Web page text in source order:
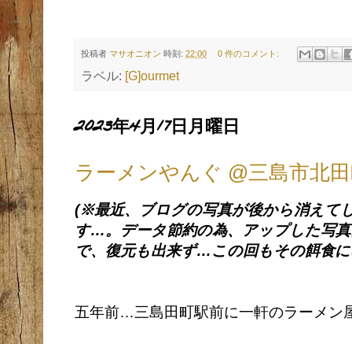
投稿者 マサオニオン 時刻: 22:00 0 件のコメント:
ラベル: [G]ourmet
2023年4月17日月曜日
ラーメンやんぐ @三島市北
(※最近、ブログの写真が後から消えて
す…。データ節約の為、アップした写
で、復元も出来ず…この回もその餌食
五年前…三島田町駅前に一軒のラーメン